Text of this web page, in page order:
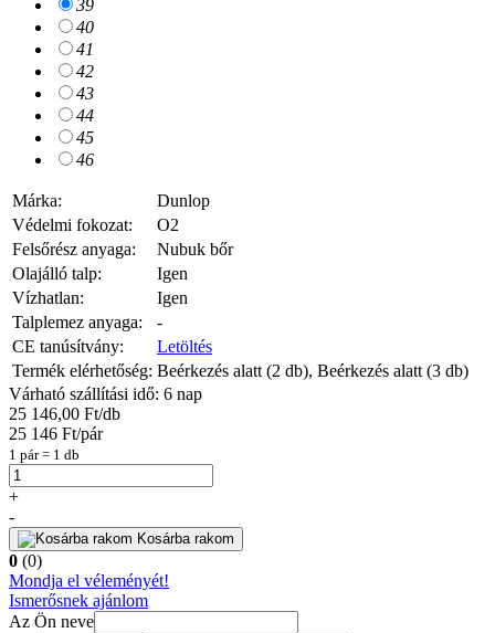
39
40
41
42
43
44
45
46
Márka:
Dunlop
Védelmi fokozat:
O2
Felsőrész anyaga:
Nubuk bőr
Olajálló talp:
Igen
Vízhatlan:
Igen
Talplemez anyaga:
-
CE tanúsítvány:
Letöltés
Termék elérhetőség: Beérkezés alatt (2 db), Beérkezés alatt (3 db)
Várható szállítási idő: 6 nap
25 146,00 Ft/db
25 146 Ft/pár
1 pár = 1 db
+
-
Kosárba rakom
0 (0)
Mondja el véleményét!
Ismerősnek ajánlom
Az Ön neve